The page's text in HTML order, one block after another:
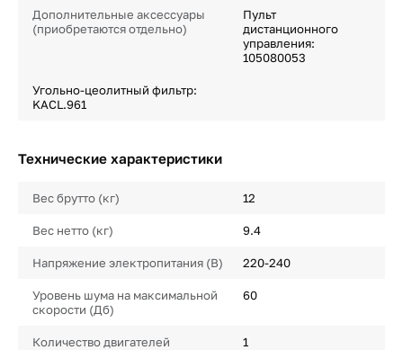
Дополнительные аксессуары
(приобретаются отдельно)
Пульт
дистанционного
управления:
105080053
Угольно-цеолитный фильтр:
KACL.961
Технические характеристики
Вес брутто (кг) 12
Вес нетто (кг) 9.4
Напряжение электропитания (В) 220-240
Уровень шума на максимальной
скорости (Дб)
60
Количество двигателей 1